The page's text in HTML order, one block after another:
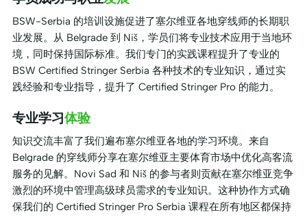
BSW-Serbia 的培训设施促进了塞尔维亚各地穿线师的长期职
业发展。从 Belgrade 到 Niš，学员们将专业技术应用于当地环
境，同时保持国际标准。我们专门的实践课程提升了专业的
BSW Certified Stringer Serbia 各种技术的专业知识，通过实
践经验和专业指导，提升了 Certified Stringer Pro 的能力。
专业学习体验
知识交流丰富了我们遍布塞尔维亚各地的学习环境。来自
Belgrade 的穿线师分享在塞尔维亚主要体育市场中优化高客流
服务的见解。Novi Sad 和 Niš 的参与者则贡献在塞尔维亚竞争
激烈的环境中管理高级球员需求的专业知识。这种协作方式确
保我们的 Certified Stringer Pro Serbia 课程在所有地区都保持